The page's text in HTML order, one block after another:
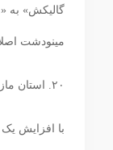
گالیکش» به
مینودشت
۲۰. استان مازندران
با افزایش یک